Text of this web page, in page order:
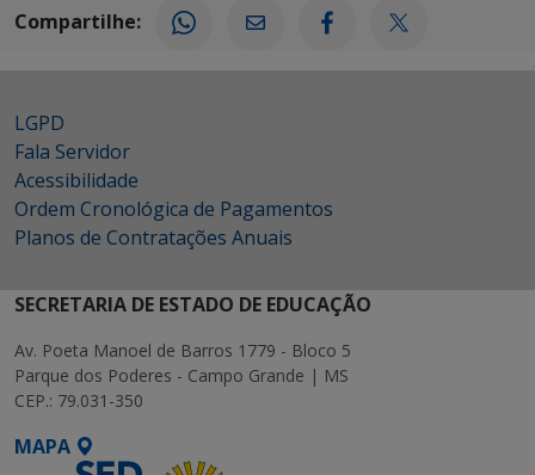
Compartilhe:
LGPD
Fala Servidor
Acessibilidade
Ordem Cronológica de Pagamentos
Planos de Contratações Anuais
SECRETARIA DE ESTADO DE EDUCAÇÃO
Av. Poeta Manoel de Barros 1779 - Bloco 5
Parque dos Poderes - Campo Grande | MS
CEP.: 79.031-350
MAPA